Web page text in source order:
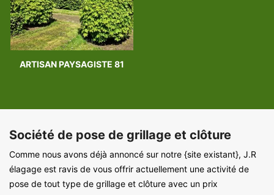
ARTISAN PAYSAGISTE 81
Société de pose de grillage et clôture
Comme nous avons déjà annoncé sur notre {site existant}, J.R
élagage est ravis de vous offrir actuellement une activité de
pose de tout type de grillage et clôture avec un prix